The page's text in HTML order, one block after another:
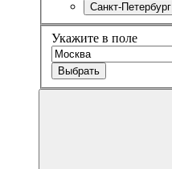
Санкт-Петербург
Укажите в поле
Выбрать